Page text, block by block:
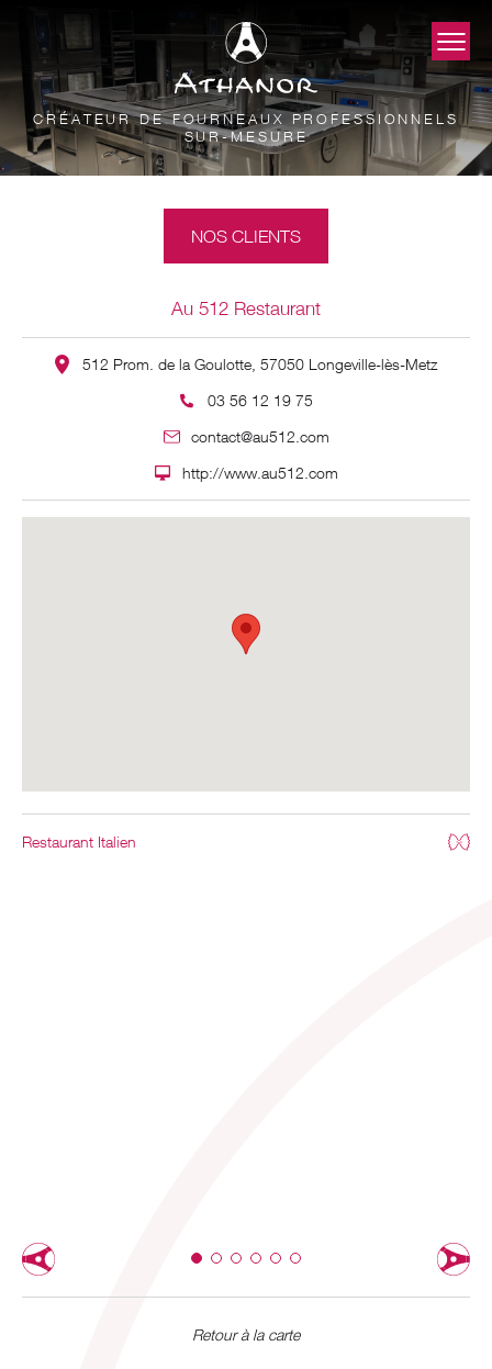
CRÉATEUR DE FOURNEAUX PROFESSIONNELS
SUR-MESURE
NOS CLIENTS
Au 512 Restaurant
512 Prom. de la Goulotte, 57050 Longeville-lès-Metz
03 56 12 19 75
contact@au512.com
http://www.au512.com
Restaurant Italien
Retour à la carte